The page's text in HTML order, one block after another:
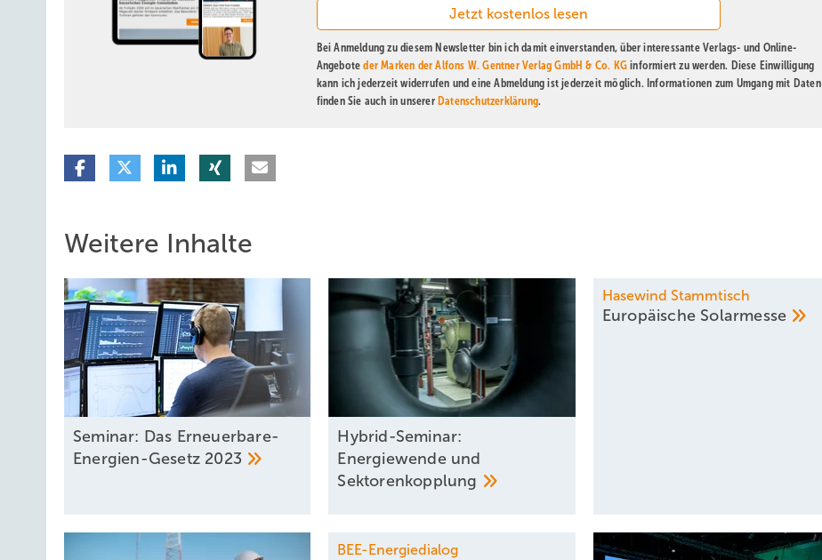
Bei Anmeldung zu diesem Newsletter bin ich damit einverstanden, über interessante Verlags- und Online-
Angeboteder Marken der Alfons W. Gentner Verlag GmbH & Co. KG informiert zu werden. Diese Einwilligung
kann ich jederzeit widerrufen und eine Abmeldung ist jederzeit möglich. Informationen zum Umgang mit Daten
finden Sie auch in unserer Datenschutzerklärung.
Weitere Inhalte
Seminar: Das Erneuerbare-
Energien-Gesetz 2023
Hybrid-Seminar:
Energiewende und
Sektorenkopplung
Hasewind Stammtisch
Europäische Solarmesse
BEE-Energiedialog